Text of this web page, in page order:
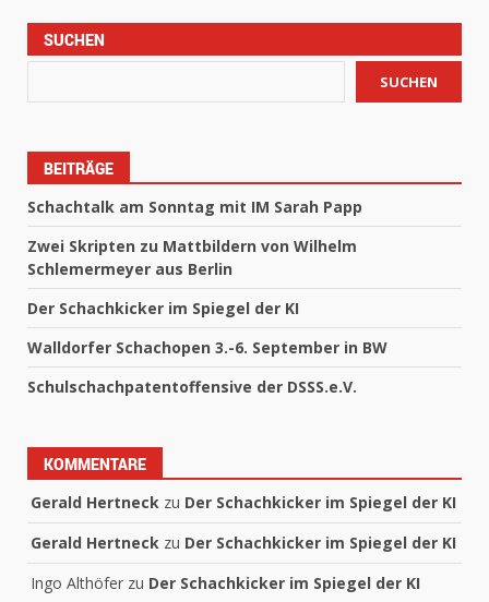
SUCHEN
SUCHEN
BEITRÄGE
Schachtalk am Sonntag mit IM Sarah Papp
Zwei Skripten zu Mattbildern von Wilhelm
Schlemermeyer aus Berlin
Der Schachkicker im Spiegel der KI
Walldorfer Schachopen 3.-6. September in BW
Schulschachpatentoffensive der DSSS.e.V.
KOMMENTARE
Gerald Hertneck zu Der Schachkicker im Spiegel der KI
Gerald Hertneck zu Der Schachkicker im Spiegel der KI
Ingo Althöfer zu Der Schachkicker im Spiegel der KI